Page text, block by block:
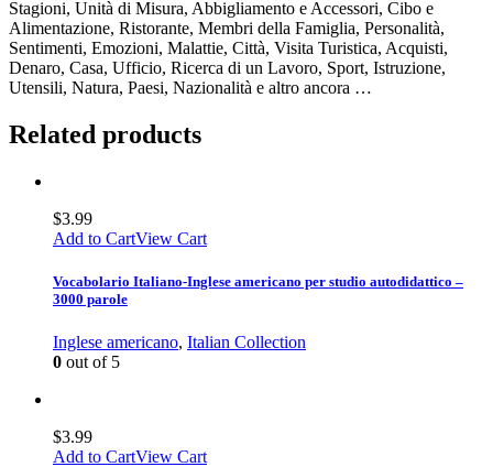
Stagioni, Unità di Misura, Abbigliamento e Accessori, Cibo e
Alimentazione, Ristorante, Membri della Famiglia, Personalità,
Sentimenti, Emozioni, Malattie, Città, Visita Turistica, Acquisti,
Denaro, Casa, Ufficio, Ricerca di un Lavoro, Sport, Istruzione,
Utensili, Natura, Paesi, Nazionalità e altro ancora …
Related products
$3.99
Add to CartView Cart
Vocabolario Italiano-Inglese americano per studio autodidattico –
3000 parole
Inglese americano, Italian Collection
0 out of 5
$3.99
Add to CartView Cart